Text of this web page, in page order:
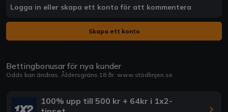
Logga in eller skapa ett konto för att kommentera
Skapa ett konto
Bettingbonusar för nya kunder
Odds kan ändras. Åldersgräns 18 år. www.stödlinjen.se
100% upp till 500 kr + 64kr i 1x2-